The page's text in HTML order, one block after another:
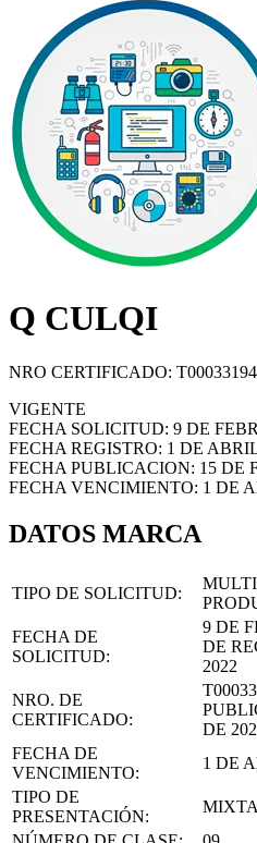
Q CULQI
NRO CERTIFICADO: T00033194
VIGENTE
FECHA SOLICITUD: 9 DE
FECHA REGISTRO: 1 DE
FECHA PUBLICACION: 15 DE
FECHA VENCIMIENTO: 1 DE
DATOS MARCA
TIPO DE SOLICITUD:
FECHA DE
SOLICITUD:
9 DE
DE
2022
NRO. DE
CERTIFICADO:
DE
FECHA DE
VENCIMIENTO:
1 DE
TIPO DE
PRESENTACIÓN:
MIXTA